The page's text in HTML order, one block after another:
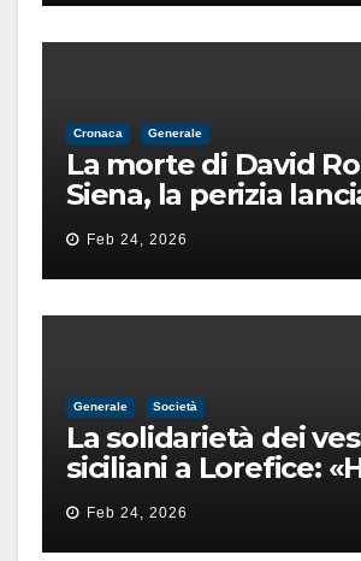
Cronaca Generale
La morte di David
Siena, la perizia
pista di
finita male
Feb 24, 2026
Generale Società
La solidarietà dei
siciliani a Lorefice:
difeso il valore e la
dell’umanità»
Feb 24, 2026